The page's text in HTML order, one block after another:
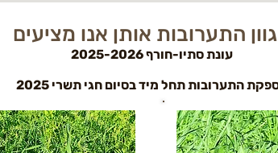
התערובות אותן אנו מציעים
עונת סתיו-חורף 2025-2026
התערובות תחל מיד בסיום חגי תשרי 2025